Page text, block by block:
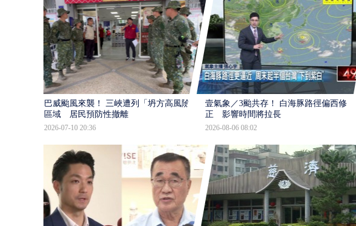
巴威颱風來襲！ 三峽遭列「坍方高風險」
區域 居民預防性撤離
2026-07-10 20:36
壹氣象／3颱共存！ 白海豚路徑偏西修
正 影響時間將拉長
2026-08-06 08:02